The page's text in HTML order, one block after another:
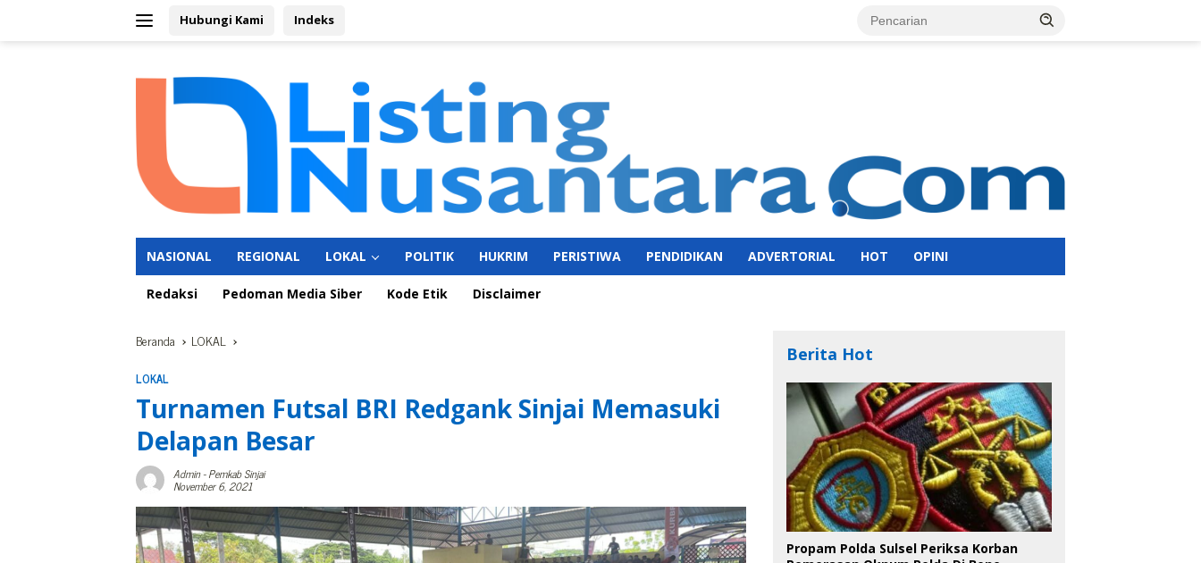
Hubungi Kami Indeks
NASIONAL REGIONAL LOKAL POLITIK HUKRIM PERISTIWA PENDIDIKAN ADVERTORIAL HOT OPINI
Redaksi Pedoman Media Siber Kode Etik Disclaimer
Beranda LOKAL
LOKAL
Turnamen Futsal BRI Redgank Sinjai Memasuki
Delapan Besar
Admin-Pemkab Sinjai
November 6, 2021
Berita Hot
Propam Polda Sulsel Periksa Korban